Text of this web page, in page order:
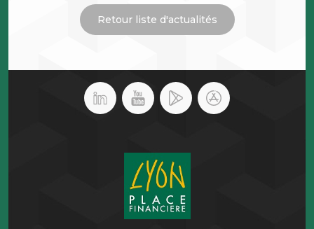
Retour liste d'actualités